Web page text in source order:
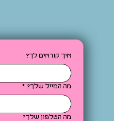
איך קוראים לך?
מה המייל שלך? *
מה הטלפון שלך?